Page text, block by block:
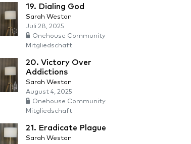
19. Dialing God
Sarah Weston
Juli 28, 2025
Onehouse Community
Mitgliedschaft
20. Victory Over
Addictions
Sarah Weston
August 4, 2025
Onehouse Community
Mitgliedschaft
21. Eradicate Plague
Sarah Weston